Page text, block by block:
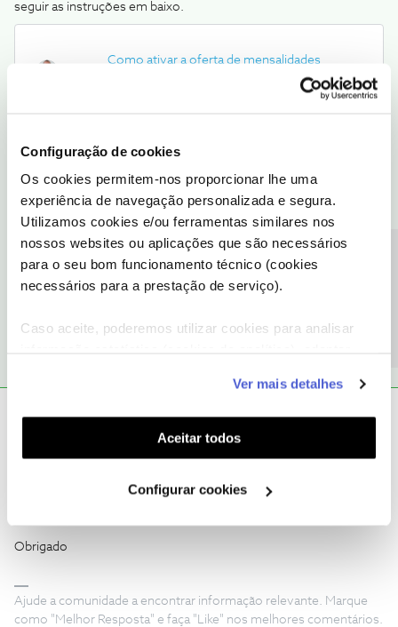
Configuração de cookies
Os cookies permitem-nos proporcionar lhe uma
experiência de navegação personalizada e segura.
Utilizamos cookies e/ou ferramentas similares nos
nossos websites ou aplicações que são necessários
para o seu bom funcionamento técnico (cookies
necessários para a prestação de serviço).
Caso aceite, poderemos utilizar cookies para analisar
funcionalidades (cookies de personalização e
funcionalidade) e adaptar anúncios aos seus interesses
(cookies de publicidade personalizada). Pode gerir a
utilização dos cookies clicando em "Configurar
Ver mais detalhes
Aceitar todos
Configurar cookies
seguir as instruções em baixo.
Como ativar a oferta de mensalidades
Obrigado
Ajude a comunidade do Fórum NOS com “Likes” e “Melhor
Resposta” nas soluções mais úteis. Siga o perfil para acompanhar
dicas, ajuda e novidades do Fórum NOS.
A comunidade partilhou uma boa ajuda sobre este tema.
Obrigado
Ajude a comunidade a encontrar informação relevante. Marque
como "Melhor Resposta" e faça "Like" nos melhores comentários.